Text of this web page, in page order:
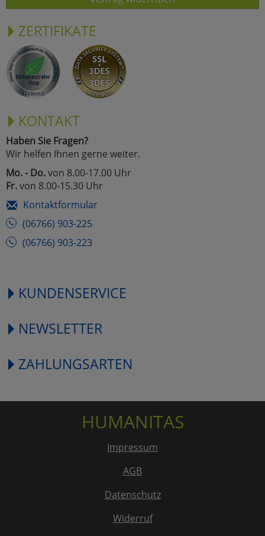
ZERTIFIKATE
KONTAKT
Haben Sie Fragen?
Wir helfen Ihnen gerne weiter.
Mo. - Do.von 8.00-17.00 Uhr
Fr.von 8.00-15.30 Uhr
Kontaktformular
(06766) 903-225
(06766) 903-223
KUNDENSERVICE
NEWSLETTER
ZAHLUNGSARTEN
HUMANITAS
Impressum
AGB
Datenschutz
Widerruf